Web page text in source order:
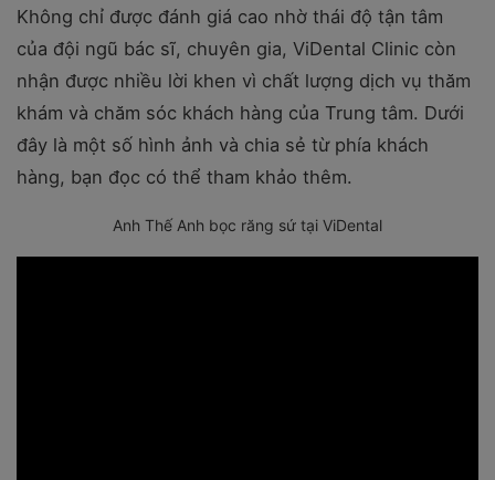
Không chỉ được đánh giá cao nhờ thái độ tận tâm
của đội ngũ bác sĩ, chuyên gia, ViDental Clinic còn
nhận được nhiều lời khen vì chất lượng dịch vụ thăm
khám và chăm sóc khách hàng của Trung tâm. Dưới
đây là một số hình ảnh và chia sẻ từ phía khách
hàng, bạn đọc có thể tham khảo thêm.
Anh Thế Anh bọc răng sứ tại ViDental